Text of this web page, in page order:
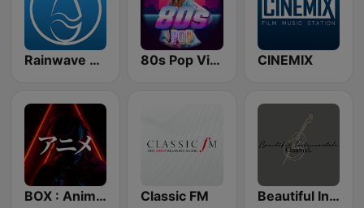
Rainwave Game Music 80s Pop Vibes CINEMIX
BOX : Anime Radio -アニメラジオ Classic FM Beautiful Instrumentals Channel